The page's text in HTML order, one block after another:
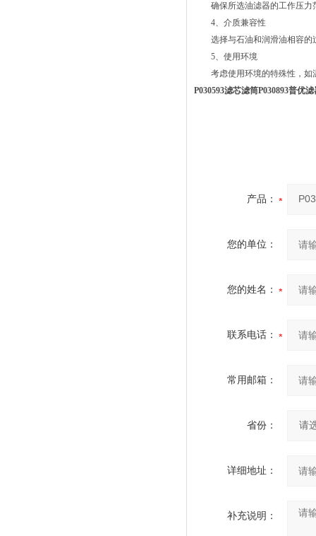
确保所选油滤器的工作压力
4、介质兼容性
选择与石油和润滑油相容的
5、使用环境
考虑使用环境的特殊性，如
P030593滤芯滤筒P030893普优
产品：
您的单位：
您的姓名：
联系电话：
常用邮箱：
省份：
详细地址：
补充说明：